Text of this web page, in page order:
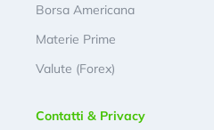
Borsa Americana
Materie Prime
Valute (Forex)
Contatti & Privacy